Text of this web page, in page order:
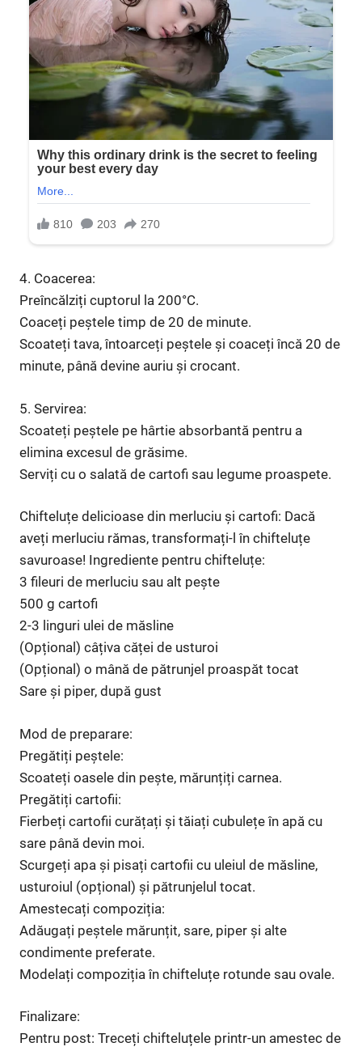
4. Coacerea:
Preîncălziți cuptorul la 200°C.
Coaceți peștele timp de 20 de minute.
Scoateți tava, întoarceți peștele și coaceți încă 20 de
minute, până devine auriu și crocant.
5. Servirea:
Scoateți peștele pe hârtie absorbantă pentru a
elimina excesul de grăsime.
Serviți cu o salată de cartofi sau legume proaspete.
Chifteluțe delicioase din merluciu și cartofi: Dacă
aveți merluciu rămas, transformați-l în chifteluțe
savuroase! Ingrediente pentru chifteluțe:
3 fileuri de merluciu sau alt pește
500 g cartofi
2-3 linguri ulei de măsline
(Opțional) câțiva căței de usturoi
(Opțional) o mână de pătrunjel proaspăt tocat
Sare și piper, după gust
Mod de preparare:
Pregătiți peștele:
Scoateți oasele din pește, mărunțiți carnea.
Pregătiți cartofii:
Fierbeți cartofii curățați și tăiați cubulețe în apă cu
sare până devin moi.
Scurgeți apa și pisați cartofii cu uleiul de măsline,
usturoiul (opțional) și pătrunjelul tocat.
Amestecați compoziția:
Adăugați peștele mărunțit, sare, piper și alte
condimente preferate.
Modelați compoziția în chifteluțe rotunde sau ovale.
Finalizare:
Pentru post: Treceți chifteluțele printr-un amestec de